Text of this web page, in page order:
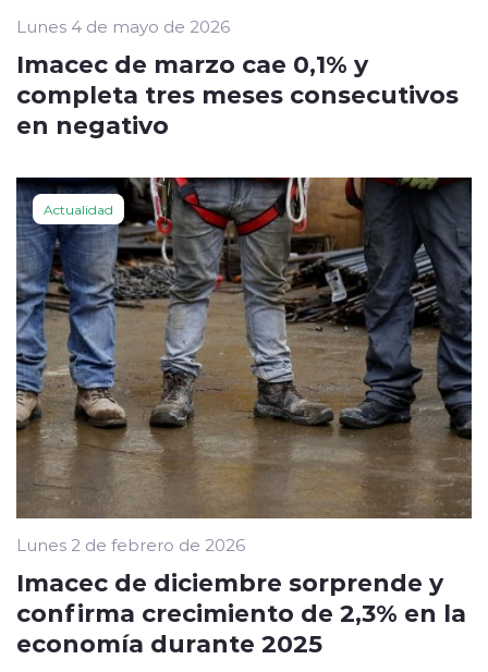
Lunes 4 de mayo de 2026
Imacec de marzo cae 0,1% y
completa tres meses consecutivos
en negativo
Actualidad
Lunes 2 de febrero de 2026
Imacec de diciembre sorprende y
confirma crecimiento de 2,3% en la
economía durante 2025